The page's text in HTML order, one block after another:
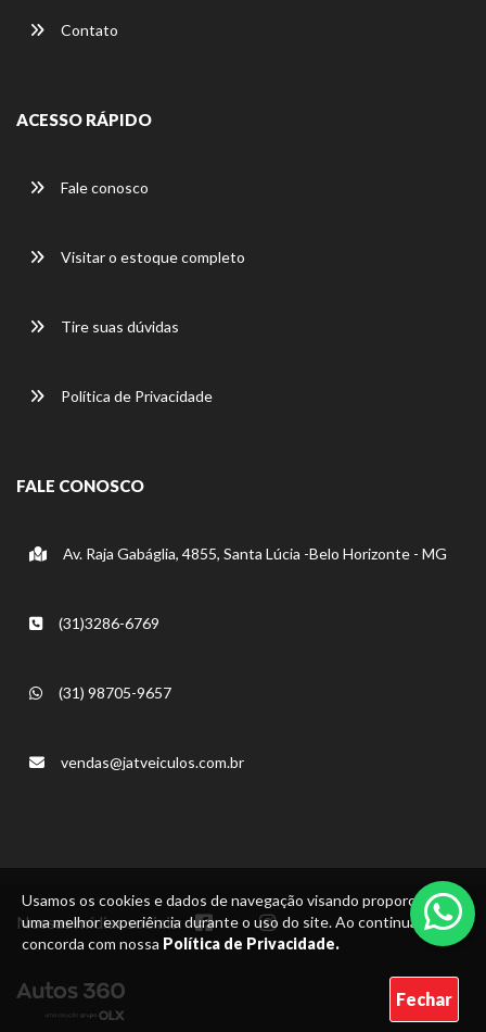
Usamos os cookies e dados de navegação visando proporcionar
uma melhor experiência durante o uso do site. Ao continuar, você
concorda com nossa Política de Privacidade.
Fechar
Contato
ACESSO RÁPIDO
Fale conosco
Visitar o estoque completo
Tire suas dúvidas
Política de Privacidade
FALE CONOSCO
Av. Raja Gabáglia, 4855, Santa Lúcia -Belo Horizonte - MG
(31)3286-6769
(31) 98705-9657
vendas@jatveiculos.com.br
Nossas mídias sociais: